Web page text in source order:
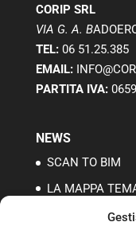
CORIP SRL
VIA G. A. B
TEL: 06 51.25.385
EMAIL:
PARTITA IVA:
NEWS
SCAN TO BIM
LA MAPPA
I RILIEVI